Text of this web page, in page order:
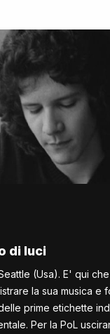
di luci
(Usa). E' qui
la sua musica e
prime etichette
Per la PoL